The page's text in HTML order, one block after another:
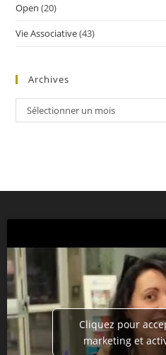
Open (20)
Vie Associative(43)
Archives
Sélectionner un mois
Cliquez pour
marketing et